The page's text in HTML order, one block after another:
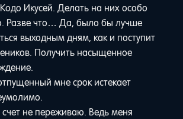
Икусей. Делать на них особо
Разве что… Да, было бы лучше
выходным дням, как и поступит
Получить насыщенное
мне срок истекает
счет не переживаю. Ведь меня